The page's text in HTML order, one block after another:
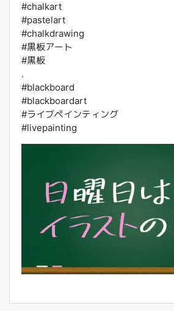
#chalkart
#pastelart
#chalkdrawing
#黒板アート
#黒板
.
#blackboard
#blackboardart
#ライブペインティング
#livepainting